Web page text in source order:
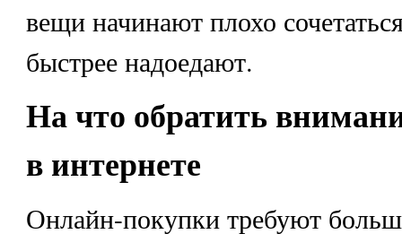
вещи начинают плохо
быстрее надоедают.
На что обратить
в интернете
Онлайн-покупки требуют